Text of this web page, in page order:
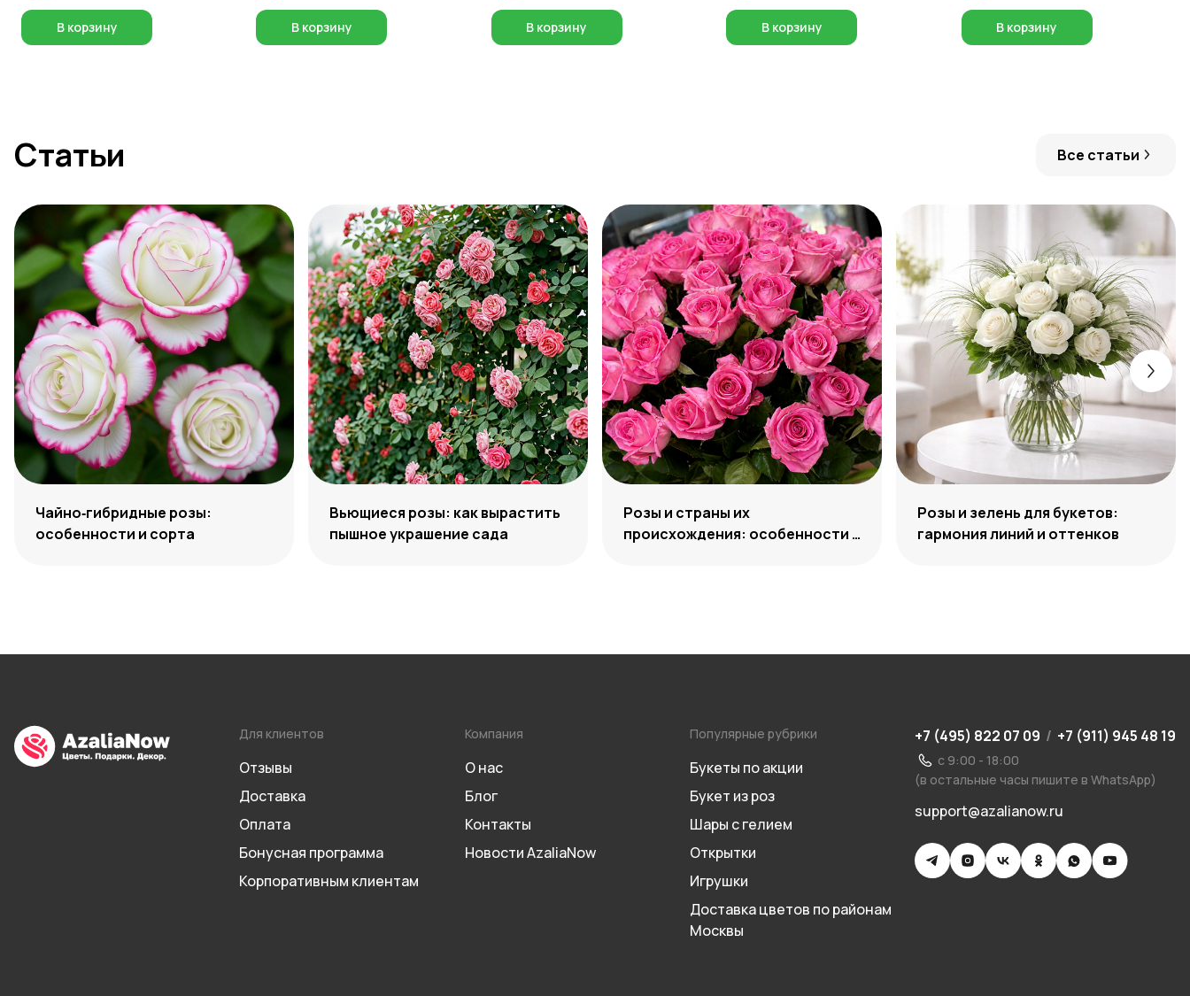
В корзину В корзину В корзину В корзину В корзину
Статьи Все статьи
Чайно‑гибридные розы:
особенности и сорта
Вьющиеся розы: как вырастить
пышное украшение сада
Розы и страны их
происхождения: особенности и
Розы и зелень для букетов:
гармония линий и оттенков
Для клиентов
Отзывы
Доставка
Оплата
Бонусная программа
Корпоративным клиентам
Компания
О нас
Блог
Контакты
Новости AzaliaNow
Популярные рубрики
Букеты по акции
Букет из роз
Шары с гелием
Открытки
Игрушки
Доставка цветов по районам
Москвы
+7 (495) 822 07 09 / +7 (911) 945 48 19
с 9:00 - 18:00
(в остальные часы пишите в WhatsApp)
support@azalianow.ru